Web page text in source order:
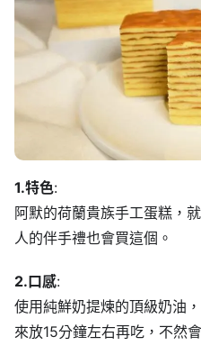
1.特色:
阿默的荷蘭貴族手工蛋糕，
人的伴手禮也會買這個。
2.口感:
使用純鮮奶提煉的頂級奶油
來放15分鐘左右再吃，不然